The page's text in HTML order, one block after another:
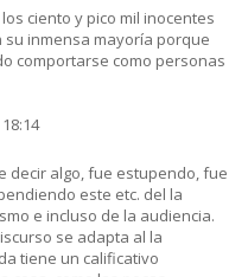
ciento y pico mil inocentes
su inmensa mayoría porque
comportarse como personas
decir algo, fue estupendo, fue
este etc. del la
e incluso de la audiencia.
se adapta al la
tiene un calificativo